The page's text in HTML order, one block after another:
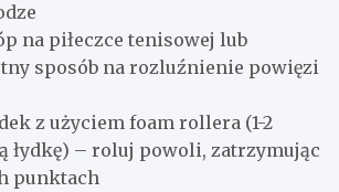
na piłeczce tenisowej lub
sposób na rozluźnienie powięzi
z użyciem foam rollera (1-2
łydkę) – roluj powoli, zatrzymując
punktach